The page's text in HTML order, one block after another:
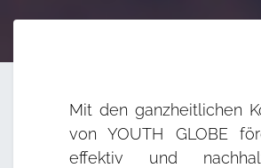
Mit den ganzheitlichen
von YOUTH GLOBE
effektiv und